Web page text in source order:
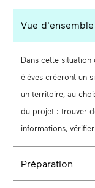
Vue d'ensemble
Dans cette
élèves créeront un
un territoire, au
du projet : trouver
informations,
Préparation